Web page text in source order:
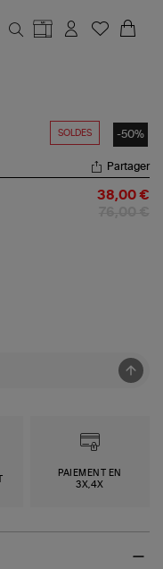
SOLDES -50%
Partager
38,00 €
PAIEMENT EN
3X,4X